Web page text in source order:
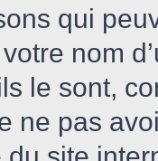
qui
nom
le sont,
ne pas